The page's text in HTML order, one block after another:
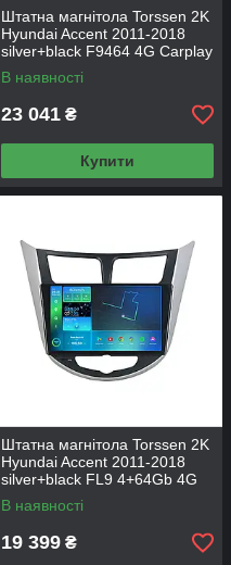
Штатна магнітола Torssen 2K
Hyundai Accent 2011-2018
silver+black F9464 4G Carplay
DSP
В наявності
23 041 ₴
Купити
Штатна магнітола Torssen 2K
Hyundai Accent 2011-2018
silver+black FL9 4+64Gb 4G
Carplay DSP
В наявності
19 399 ₴